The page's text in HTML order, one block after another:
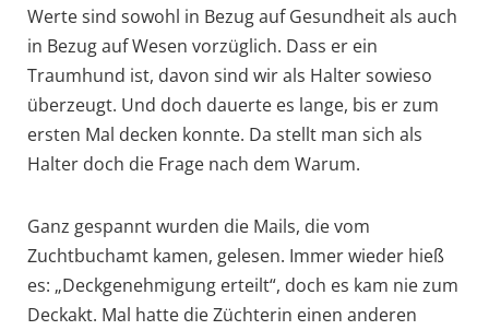
Werte sind sowohl in Bezug auf Gesundheit als auch
in Bezug auf Wesen vorzüglich. Dass er ein
Traumhund ist, davon sind wir als Halter sowieso
überzeugt. Und doch dauerte es lange, bis er zum
ersten Mal decken konnte. Da stellt man sich als
Halter doch die Frage nach dem Warum.
Ganz gespannt wurden die Mails, die vom
Zuchtbuchamt kamen, gelesen. Immer wieder hieß
es: „Deckgenehmigung erteilt“, doch es kam nie zum
Deckakt. Mal hatte die Züchterin einen anderen